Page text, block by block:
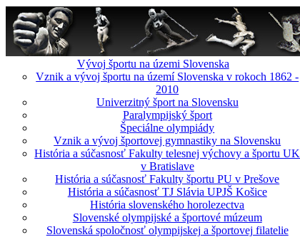
Vývoj športu na územi Slovenska
Vznik a vývoj športu na území Slovenska v rokoch 1862 -
2010
Univerzitný šport na Slovensku
Paralympijský šport
Špeciálne olympiády
Vznik a vývoj športovej gymnastiky na Slovensku
História a súčasnosť Fakulty telesnej výchovy a športu UK
v Bratislave
História a súčasnosť Fakulty športu PU v Prešove
História a súčasnosť TJ Slávia UPJŠ Košice
História slovenského horolezectva
Slovenské olympijské a športové múzeum
Slovenská spoločnosť olympijskej a športovej filatelie